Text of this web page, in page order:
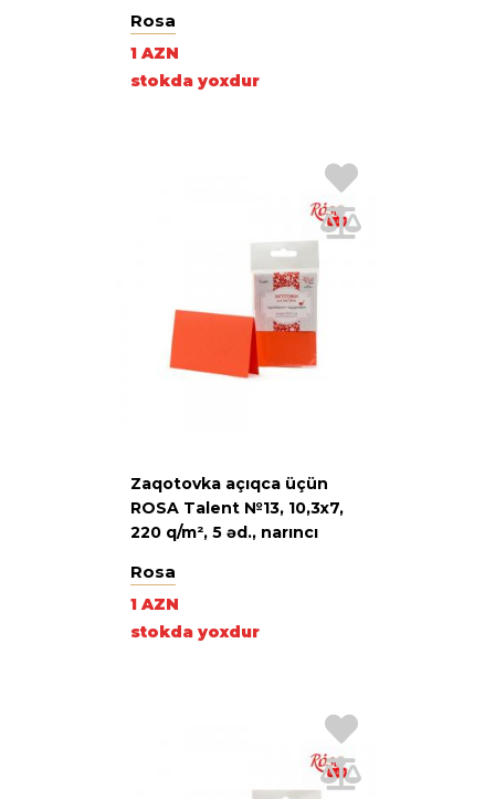
Rosa
1 AZN
stokda yoxdur
Zaqotovka açıqca üçün
ROSA Talent №13, 10,3х7,
220 q/m², 5 əd., narıncı
Rosa
1 AZN
stokda yoxdur